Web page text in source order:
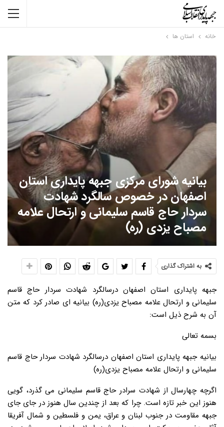
خانه استان ها
بیانیه شورای مرکزی جبهه پایداری استان
اصفهان در خصوص سالگرد شهادت
سردار حاج قاسم سلیمانی و ارتحال علامه
مصباح یزدی (ره)
به اشتراک گذاری
جبهه پایداری استان اصفهان درسالگرد شهادت سردار حاج قاسم
سلیمانی و ارتحال علامه مصباح یزدی(ره) بیانیه ای صادر کرد که متن
آن به شرح ذیل است:
بسمه تعالی
بیانیه جبهه پایداری استان اصفهان درسالگرد شهادت سردار حاج قاسم
سلیمانی و ارتحال علامه مصباح یزدی(ره)
اگرچه چهارسال از شهادت سرادر حاج قاسم سلیمانی می گذرد، گویی
هنوز این خبر تازه است. چرا که بعد از چندین سال هنوز در جای جای
جبهه مقاومت در جنوب لبنان و عراق، یمن و فلسطین و شمال آفریقا